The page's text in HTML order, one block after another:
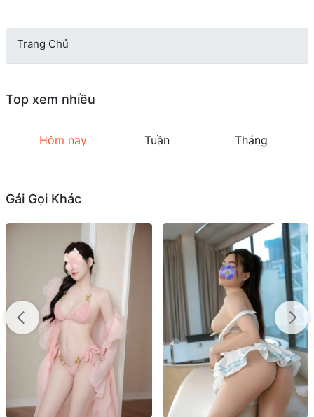
Trang Chủ
Top xem nhiều
Hôm nay Tuần Tháng
Gái Gọi Khác